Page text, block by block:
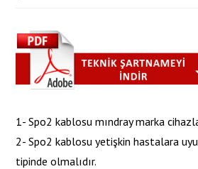
1- Spo2 kablosu mındray marka
2- Spo2 kablosu yetişkin hastalara
tipinde olmalıdır.